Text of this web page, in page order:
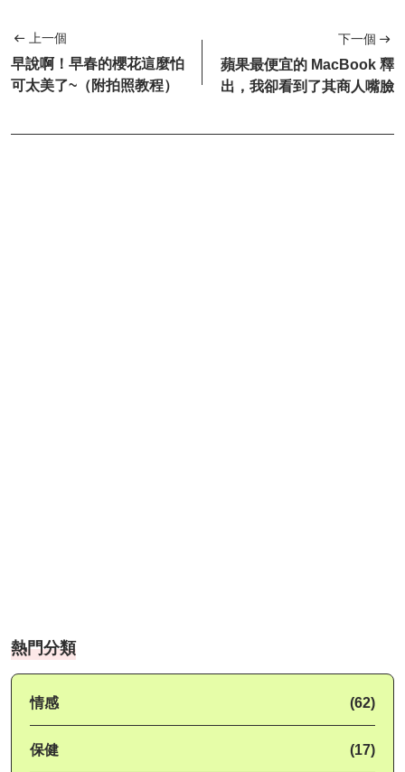
上一個
早說啊！早春的櫻花這麼怕
可太美了~（附拍照教程）
下一個
蘋果最便宜的 MacBook 釋
出，我卻看到了其商人嘴臉
熱門分類
情感 (62)
保健 (17)